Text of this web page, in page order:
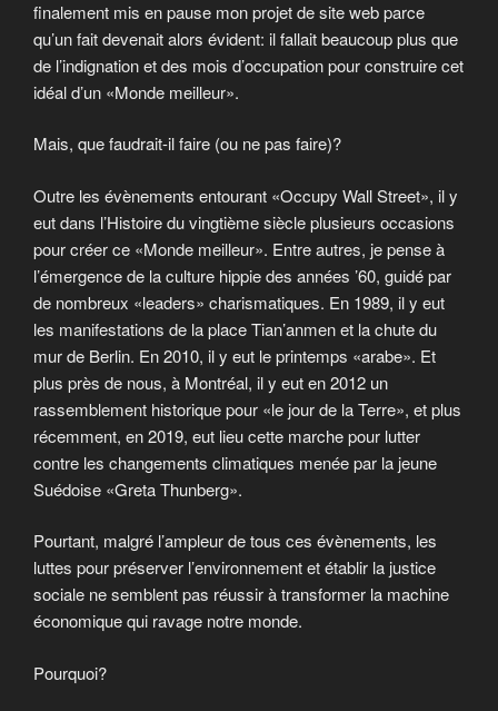
finalement mis en pause mon projet de site web parce
qu’un fait devenait alors évident: il fallait beaucoup plus que
de l’indignation et des mois d’occupation pour construire cet
idéal d’un «Monde meilleur».
Mais, que faudrait-il faire (ou ne pas faire)?
Outre les évènements entourant «Occupy Wall Street», il y
eut dans l’Histoire du vingtième siècle plusieurs occasions
pour créer ce «Monde meilleur». Entre autres, je pense à
l’émergence de la culture hippie des années ’60, guidé par
de nombreux «leaders» charismatiques. En 1989, il y eut
les manifestations de la place Tian’anmen et la chute du
mur de Berlin. En 2010, il y eut le printemps «arabe». Et
plus près de nous, à Montréal, il y eut en 2012 un
rassemblement historique pour «le jour de la Terre», et plus
récemment, en 2019, eut lieu cette marche pour lutter
contre les changements climatiques menée par la jeune
Suédoise «Greta Thunberg».
Pourtant, malgré l’ampleur de tous ces évènements, les
luttes pour préserver l’environnement et établir la justice
sociale ne semblent pas réussir à transformer la machine
économique qui ravage notre monde.
Pourquoi?